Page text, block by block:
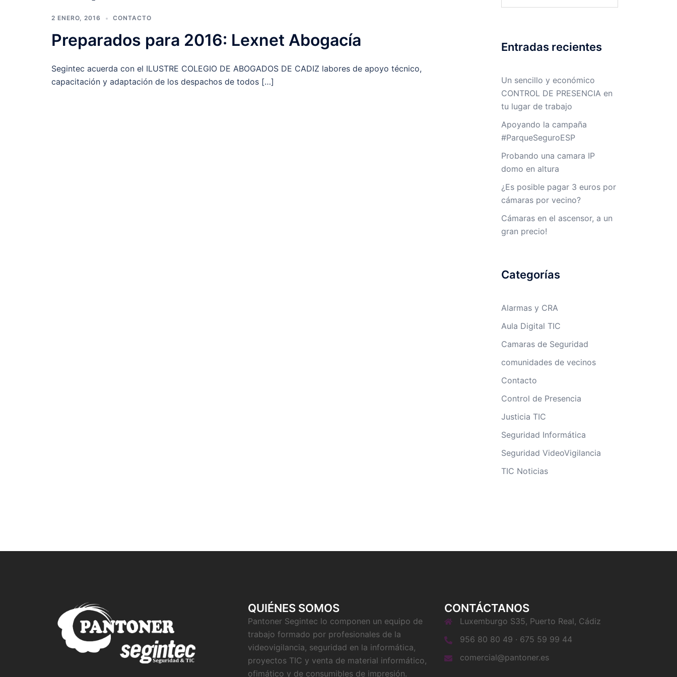
2 ENERO, 2016 CONTACTO
Preparados para 2016: Lexnet Abogacía
Segintec acuerda con el ILUSTRE COLEGIO DE ABOGADOS DE CADIZ labores de apoyo técnico,
capacitación y adaptación de los despachos de todos […]
Entradas recientes
Un sencillo y económico
CONTROL DE PRESENCIA en
tu lugar de trabajo
Apoyando la campaña
#ParqueSeguroESP
Probando una camara IP
domo en altura
¿Es posible pagar 3 euros por
cámaras por vecino?
Cámaras en el ascensor, a un
gran precio!
Categorías
Alarmas y CRA
Aula Digital TIC
Camaras de Seguridad
comunidades de vecinos
Contacto
Control de Presencia
Justicia TIC
Seguridad Informática
Seguridad VideoVigilancia
TIC Noticias
QUIÉNES SOMOS
Pantoner Segintec lo componen un equipo de
trabajo formado por profesionales de la
videovigilancia, seguridad en la informática,
proyectos TIC y venta de material informático,
ofimático y de consumibles de impresión.
CONTÁCTANOS
Luxemburgo S35, Puerto Real, Cádiz
956 80 80 49 · 675 59 99 44
comercial@pantoner.es